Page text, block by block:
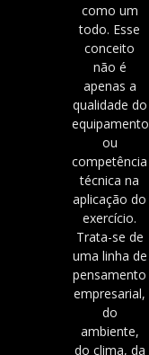
como um
todo. Esse
conceito
não é
apenas a
qualidade do
equipamento
ou
competência
técnica na
aplicação do
exercício.
Trata-se de
uma linha de
pensamento
empresarial,
do
ambiente,
do clima, da